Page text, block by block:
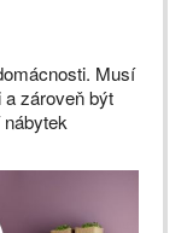
Musí
zároveň být